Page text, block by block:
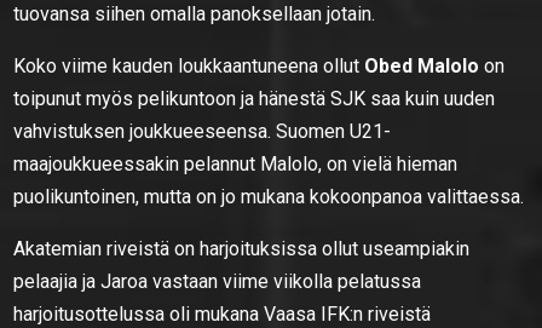
tuovansa siihen omalla panoksellaan jotain.
Koko viime kauden loukkaantuneena ollut Obed Malolo on
toipunut myös pelikuntoon ja hänestä SJK saa kuin uuden
vahvistuksen joukkueeseensa. Suomen U21-
maajoukkueessakin pelannut Malolo, on vielä hieman
puolikuntoinen, mutta on jo mukana kokoonpanoa valittaessa.
Akatemian riveistä on harjoituksissa ollut useampiakin
pelaajia ja Jaroa vastaan viime viikolla pelatussa
harjoitusottelussa oli mukana Vaasa IFK:n riveistä